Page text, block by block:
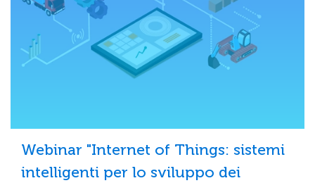
Webinar "Internet of Things: sistemi
intelligenti per lo sviluppo dei